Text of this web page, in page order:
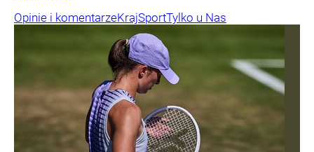
Opinie i komentarzeKrajSportTylko u Nas